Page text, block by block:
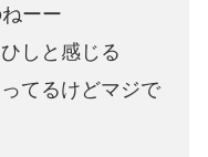
ーー
しと感じる
てるけどマジで